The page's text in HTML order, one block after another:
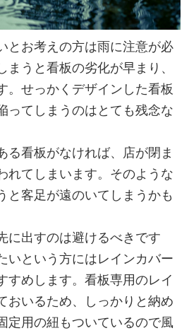
とお考えの方は雨に注意が必
まうと看板の劣化が早まり、
。せっかくデザインした看板
ってしまうのはとても残念な
る看板がなければ、店が閉ま
れてしまいます。そのような
と客足が遠のいてしまうかも
に出すのは避けるべきです
いという方にはレインカバー
すめします。看板専用のレイ
おいるため、しっかりと納め
定用の紐もついているので風